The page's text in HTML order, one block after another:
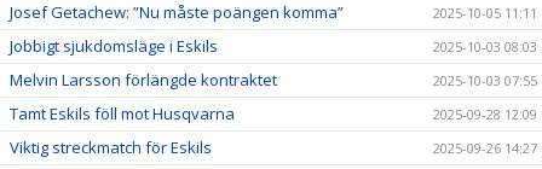
Josef Getachew: ”Nu måste poängen komma” 2025-10-05 11:11
Jobbigt sjukdomsläge i Eskils 2025-10-03 08:03
Melvin Larsson förlängde kontraktet 2025-10-03 07:55
Tamt Eskils föll mot Husqvarna 2025-09-28 12:09
Viktig streckmatch för Eskils 2025-09-26 14:27